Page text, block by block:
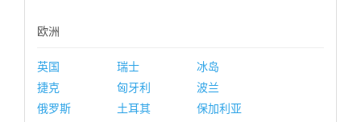
欧洲
英国 瑞士
冰岛
捷克
匈牙利
波兰
俄罗斯
土耳其
保加利亚